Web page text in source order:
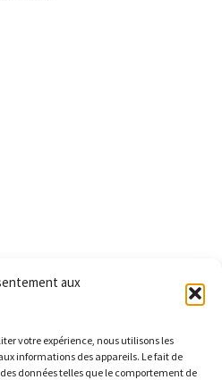
aux
votre expérience, nous utilisons les
informations des appareils. Le fait de
données telles que le comportement de